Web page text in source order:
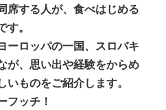
席する人が、食べはじめる
。
ーロッパの一国、スロバキ
が、思い出や経験をからめ
ものをご紹介します。
フッチ！